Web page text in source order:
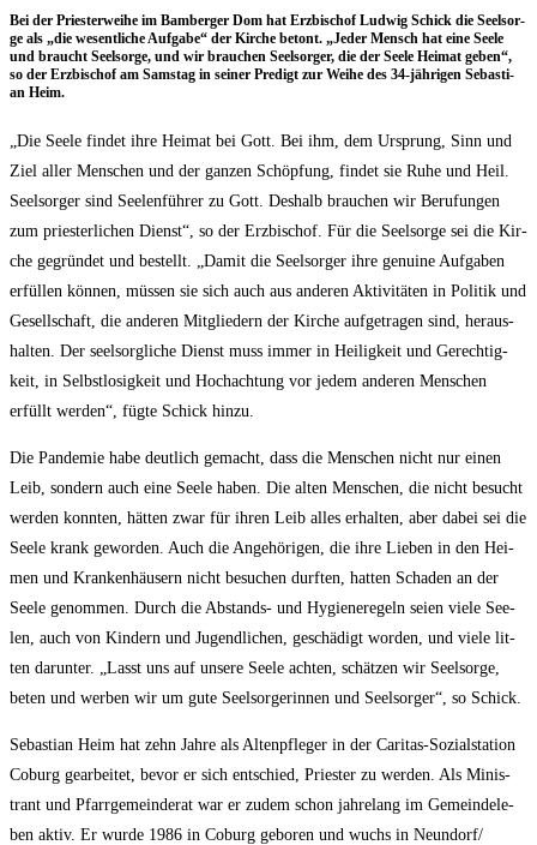
Bei der Pries­ter­wei­he im Bam­ber­ger Dom hat Erz­bi­schof Lud­wig Schick die Seel­sor­
ge als „die wesent­li­che Auf­ga­be“ der Kir­che betont. „Jeder Mensch hat eine See­le
und braucht Seel­sor­ge, und wir brau­chen Seel­sor­ger, die der See­le Hei­mat geben“,
so der Erz­bi­schof am Sams­tag in sei­ner Pre­digt zur Wei­he des 34-jäh­ri­gen Sebas­ti­
an Heim.
„Die See­le fin­det ihre Hei­mat bei Gott. Bei ihm, dem Ursprung, Sinn und
Ziel aller Men­schen und der gan­zen Schöp­fung, fin­det sie Ruhe und Heil.
Seel­sor­ger sind See­len­füh­rer zu Gott. Des­halb brau­chen wir Beru­fun­gen
zum pries­ter­li­chen Dienst“, so der Erz­bi­schof. Für die Seel­sor­ge sei die Kir­
che gegrün­det und bestellt. „Damit die Seel­sor­ger ihre genui­ne Auf­ga­ben
erfül­len kön­nen, müs­sen sie sich auch aus ande­ren Akti­vi­tä­ten in Poli­tik und
Gesell­schaft, die ande­ren Mit­glie­dern der Kir­che auf­ge­tra­gen sind, her­aus­
hal­ten. Der seel­sorg­li­che Dienst muss immer in Hei­lig­keit und Gerech­tig­
keit, in Selbst­lo­sig­keit und Hoch­ach­tung vor jedem ande­ren Men­schen
erfüllt wer­den“, füg­te Schick hinzu.
Die Pan­de­mie habe deut­lich gemacht, dass die Men­schen nicht nur einen
Leib, son­dern auch eine See­le haben. Die alten Men­schen, die nicht besucht
wer­den konn­ten, hät­ten zwar für ihren Leib alles erhal­ten, aber dabei sei die
See­le krank gewor­den. Auch die Ange­hö­ri­gen, die ihre Lie­ben in den Hei­
men und Kran­ken­häu­sern nicht besu­chen durf­ten, hat­ten Scha­den an der
See­le genom­men. Durch die Abstands- und Hygie­ne­re­geln sei­en vie­le See­
len, auch von Kin­dern und Jugend­li­chen, geschä­digt wor­den, und vie­le lit­
ten dar­un­ter. „Lasst uns auf unse­re See­le ach­ten, schät­zen wir Seel­sor­ge,
beten und wer­ben wir um gute Seel­sor­ge­rin­nen und Seel­sor­ger“, so Schick.
Sebas­ti­an Heim hat zehn Jah­re als Alten­pfle­ger in der Cari­tas-Sozi­al­sta­ti­on
Coburg gear­bei­tet, bevor er sich ent­schied, Pries­ter zu wer­den. Als Minis­
trant und Pfarr­ge­mein­de­rat war er zudem schon jah­re­lang im Gemein­de­le­
ben aktiv. Er wur­de 1986 in Coburg gebo­ren und wuchs in Neundorf/​